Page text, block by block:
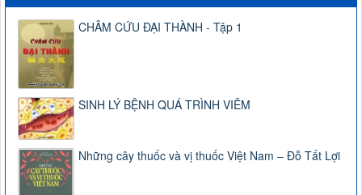
CHÂM CỨU ĐẠI THÀNH - Tập 1
SINH LÝ BỆNH QUÁ TRÌNH VIÊM
Những cây thuốc và vị thuốc Việt Nam – Đỗ Tất Lợi